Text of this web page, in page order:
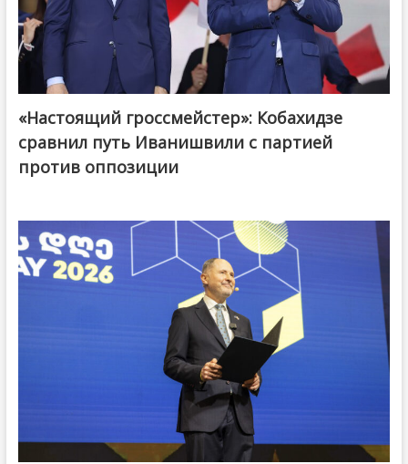
@ქართული ოცნება / Georgian Dream
«Настоящий гроссмейстер»: Кобахидзе
сравнил путь Иванишвили с партией
против оппозиции